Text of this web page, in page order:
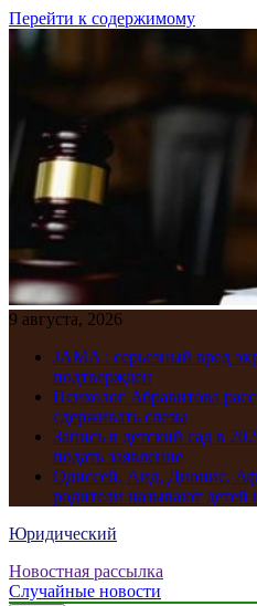
Перейти к содержимому
9 августа, 2026
JAMA : серьезный вред
подтвержден
Психолог Абравитова
сдерживать слезы
Запись в детский сад в
подать заявление
Одиссей, Аид, Дионис,
родители называют
Юридический
Новостная рассылка
Случайные новости